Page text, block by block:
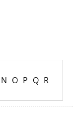
N O P Q R